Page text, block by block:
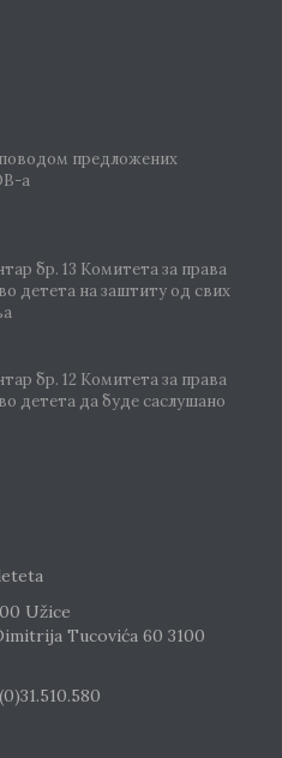
предложених
а
бр. 13 Комитета за права
детета на заштиту од свих
бр. 12 Комитета за права
детета да буде саслушано
Užice
Tucovića 60 3100